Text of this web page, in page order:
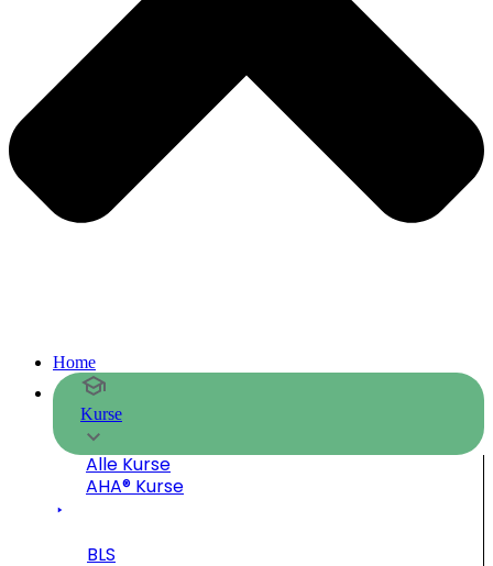
Home
Kurse
Alle Kurse
AHA® Kurse
BLS